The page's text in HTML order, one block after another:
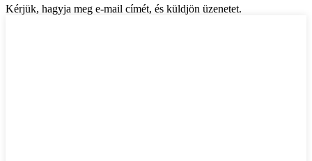
Kérjük, hagyja meg e-mail címét, és küldjön üzenetet.